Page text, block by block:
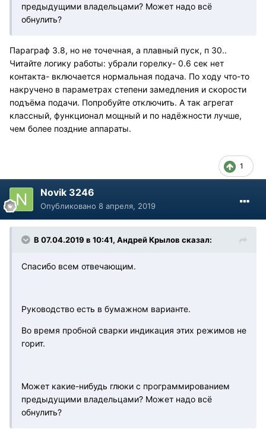
предыдущими владельцами? Может надо всё
обнулить?
Параграф 3.8, но не точечная, а плавный пуск, п 30..
Читайте логику работы: убрали горелку- 0.6 сек нет
контакта- включается нормальная подача. По ходу что-то
накручено в параметрах степени замедления и скорости
подъёма подачи. Попробуйте отключить. А так агрегат
классный, функционал мощный и по надёжности лучше,
чем более поздние аппараты.
1
Novik 3246
Опубликовано 8 апреля, 2019
В 07.04.2019 в 10:41, Андрей Крылов сказал:
Спасибо всем отвечающим.
Руководство есть в бумажном варианте.
Во время пробной сварки индикация этих режимов не
горит.
Может какие-нибудь глюки с программированием
предыдущими владельцами? Может надо всё
обнулить?